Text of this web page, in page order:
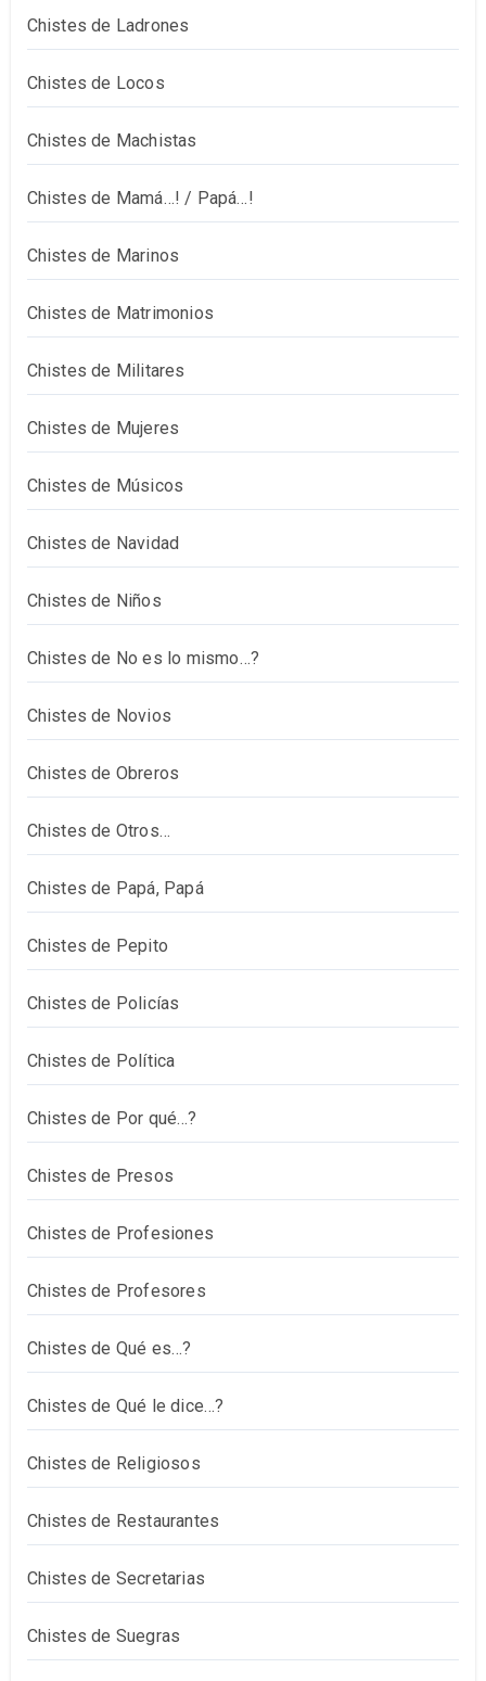
Chistes de Ladrones
Chistes de Locos
Chistes de Machistas
Chistes de Mamá…! / Papá…!
Chistes de Marinos
Chistes de Matrimonios
Chistes de Militares
Chistes de Mujeres
Chistes de Músicos
Chistes de Navidad
Chistes de Niños
Chistes de No es lo mismo…?
Chistes de Novios
Chistes de Obreros
Chistes de Otros…
Chistes de Papá, Papá
Chistes de Pepito
Chistes de Policías
Chistes de Política
Chistes de Por qué…?
Chistes de Presos
Chistes de Profesiones
Chistes de Profesores
Chistes de Qué es…?
Chistes de Qué le dice…?
Chistes de Religiosos
Chistes de Restaurantes
Chistes de Secretarias
Chistes de Suegras